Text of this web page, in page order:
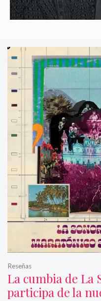
La cumbia de La
participa de la
Reseñas